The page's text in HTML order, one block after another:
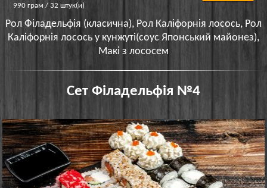
990 грам / 32 штук(и)
Рол Філадельфія (класична), Рол Каліфорнія лосось, Рол
Каліфорнія лосось у кунжуті(соус Японський майонез),
Макі з лососем
Сет Філадельфія №4